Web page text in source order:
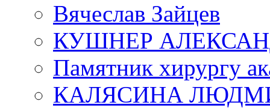
Вячеслав Зайцев
КУШНЕР
Памятник хирургу
КАЛЯСИНА